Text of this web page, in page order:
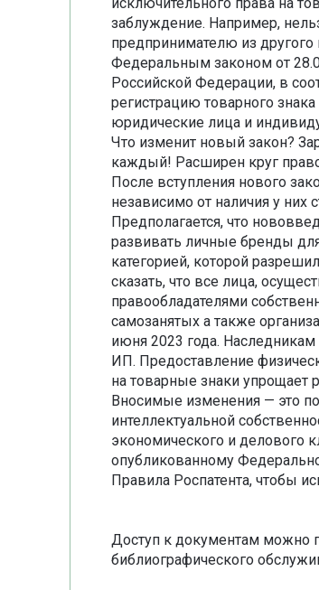
заблуждение. Например,
предпринимателю из другого
Федеральным законом от
Российской Федерации, в
регистрацию товарного
юридические лица и
Что изменит новый закон?
каждый! Расширен круг
После вступления нового
независимо от наличия у
Предполагается, что
развивать личные бренды
категорией, которой
сказать, что все лица,
правообладателями
самозанятых а также
июня 2023 года. Наследникам
ИП. Предоставление
на товарные знаки упрощает
Вносимые изменения — это
интеллектуальной
экономического и делового
опубликованному
Правила Роспатента, чтобы
Доступ к документам можно
библиографического